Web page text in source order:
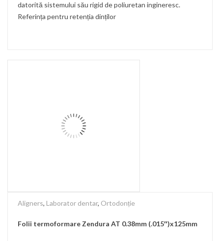
datorită sistemului său rigid de poliuretan ingineresc.
Referința pentru retenția dinților
Aligners, Laborator dentar, Ortodonție
Folii termoformare Zendura AT 0.38mm (.015″)x125mm